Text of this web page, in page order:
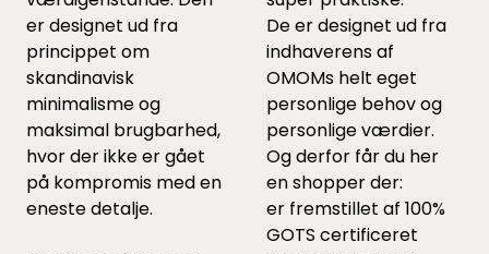
er designet ud fra
princippet om
skandinavisk
minimalisme og
maksimal brugbarhed,
hvor der ikke er gået
på kompromis med en
eneste detalje.
De er designet ud fra
indhaverens af
OMOMs helt eget
personlige behov og
personlige værdier.
Og derfor får du her
en shopper der:
er fremstillet af 100%
GOTS certificeret